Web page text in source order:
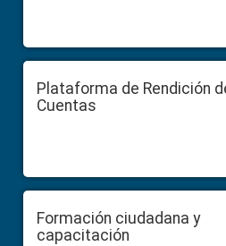
Plataforma de Rendición
Cuentas
Formación ciudadana y
capacitación